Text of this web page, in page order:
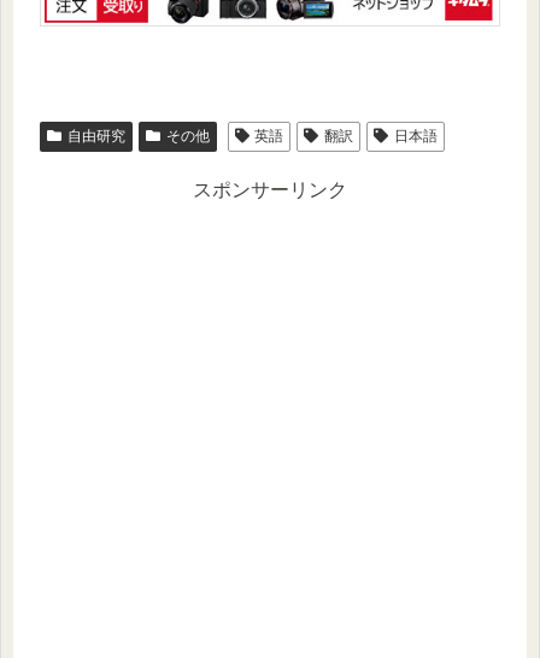
自由研究 その他 英語 翻訳 日本語
スポンサーリンク